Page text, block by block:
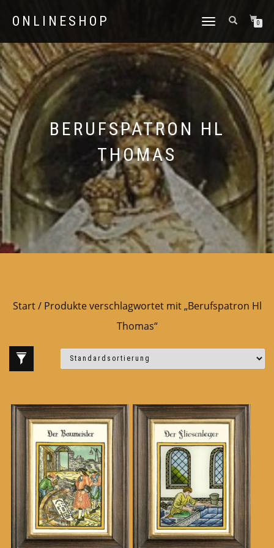
ONLINESHOP
NAVIGATION
0
BERUFSPATRON HL
THOMAS
Start/ Produkte verschlagwortet mit „Berufspatron Hl
Thomas“